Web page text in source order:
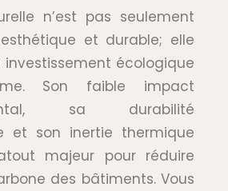
n’est pas seulement
et durable; elle
investissement écologique
Son faible impact
sa durabilité
et son inertie thermique
majeur pour réduire
des bâtiments. Vous